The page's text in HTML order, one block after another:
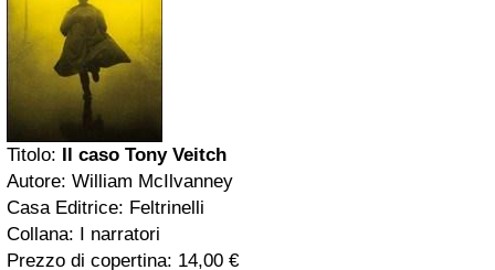
Titolo:
Il caso Tony Veitch
Autore: William McIlvanney
Casa Editrice: Feltrinelli
Collana: I narratori
Prezzo di copertina: 14,00 €